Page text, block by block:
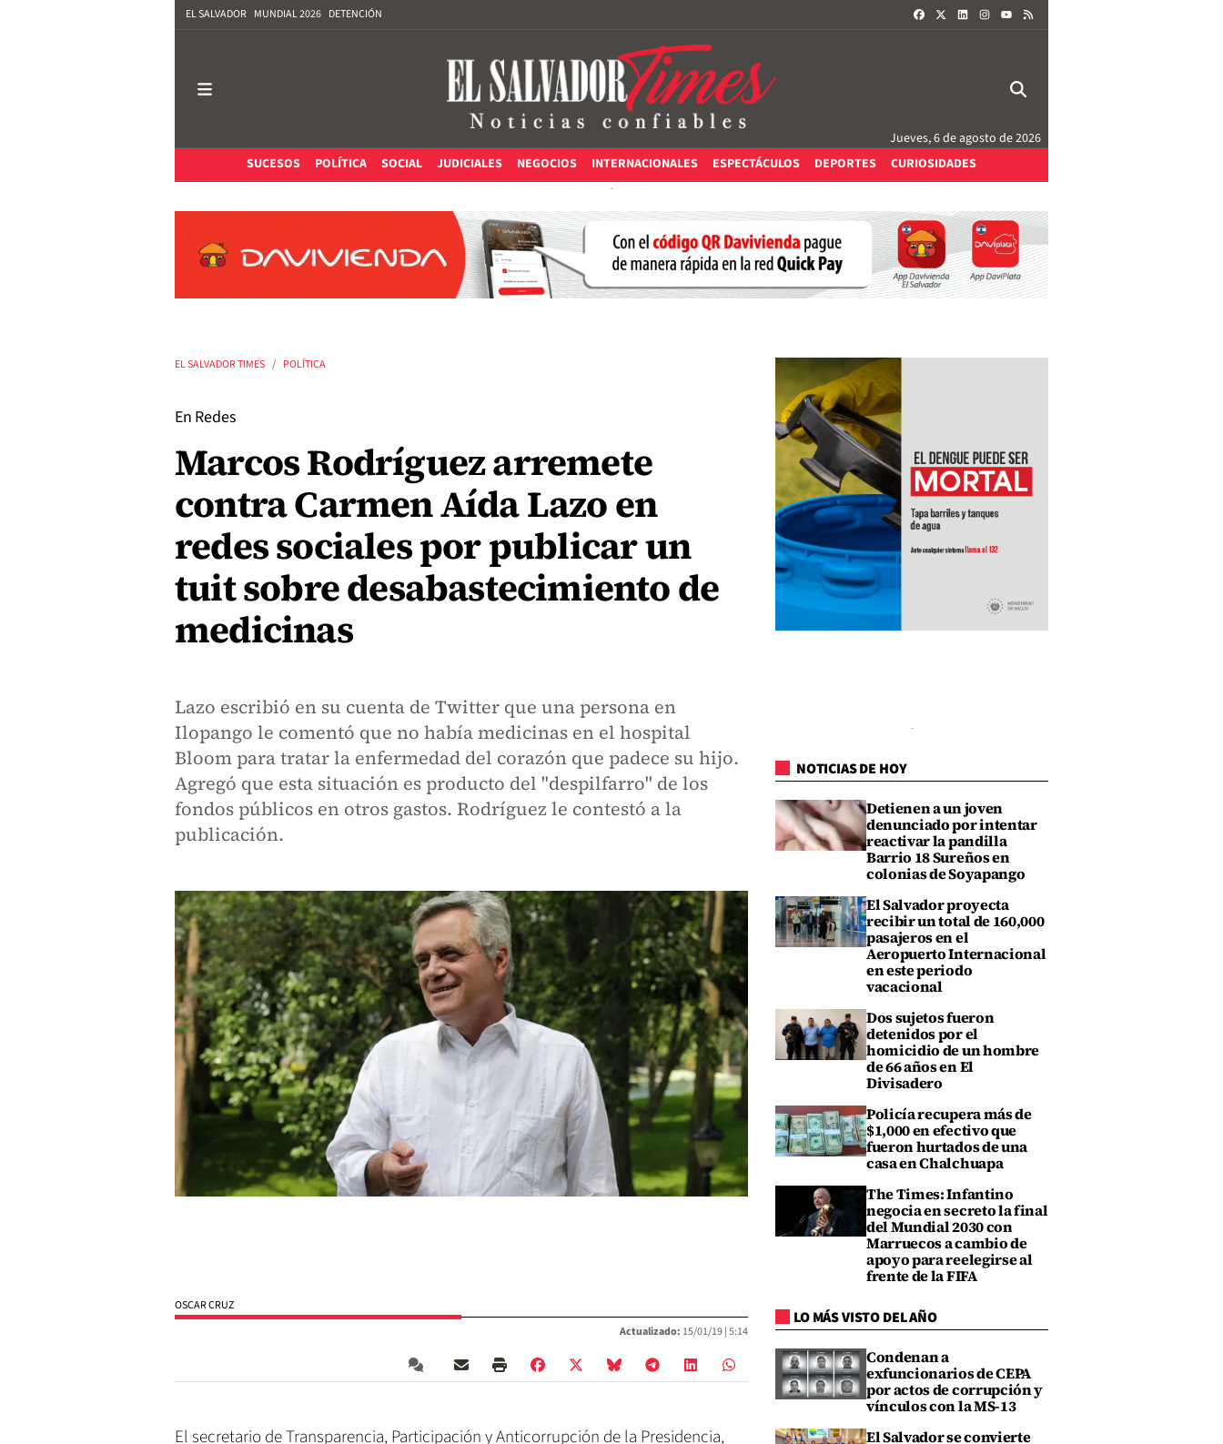
EL SALVADOR MUNDIAL 2026 DETENCIÓN FACEBOOKLINKEDININSTAGRAM
Jueves, 6 de agosto de 2026
SUCESOS
POLÍTICA SOCIAL JUDICIALES NEGOCIOS INTERNACIONALES ESPECTÁCULOS DEPORTES CURIOSIDADES
EL SALVADOR TIMES POLÍTICA
En Redes
Marcos Rodríguez arremete
contra Carmen Aída Lazo en
redes sociales por publicar un
tuit sobre desabastecimiento de
medicinas
Lazo escribió en su cuenta de Twitter que una persona en
Ilopango le comentó que no había medicinas en el hospital
Bloom para tratar la enfermedad del corazón que padece su hijo.
Agregó que esta situación es producto del "despilfarro" de los
fondos públicos en otros gastos. Rodríguez le contestó a la
publicación.
OSCAR CRUZ
Actualizado: 15/01/19 |5:14
El secretario de Transparencia, Participación y Anticorrupción de la Presidencia,
NOTICIAS DE HOY
Detienen a un joven
denunciado por intentar
reactivar la pandilla
Barrio 18 Sureños en
colonias de Soyapango
El Salvador proyecta
recibir un total de 160,000
pasajeros en el
Aeropuerto Internacional
en este periodo
vacacional
Dos sujetos fueron
detenidos por el
homicidio de un hombre
de 66 años en El
Divisadero
Policía recupera más de
$1,000 en efectivo que
fueron hurtados de una
casa en Chalchuapa
The Times: Infantino
negocia en secreto la final
del Mundial 2030 con
Marruecos a cambio de
apoyo para reelegirse al
frente de la FIFA
LO MÁS VISTO DEL AÑO
Condenan a
exfuncionarios de CEPA
por actos de corrupción y
vínculos con la MS-13
El Salvador se convierte